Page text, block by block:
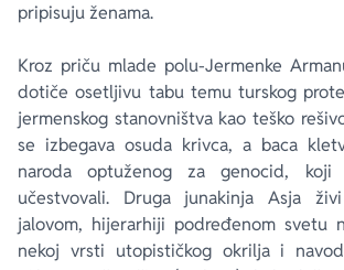
pripisuju ženama.
Kroz priču mlade polu-Jermenke
dotiče osetljivu tabu temu turskog
jermenskog stanovništva kao teško
se izbegava osuda krivca, a baca
naroda optuženog za genocid,
učestvovali. Druga junakinja Asja
jalovom, hijerarhiji podređenom svetu
nekoj vrsti utopističkog okrilja i